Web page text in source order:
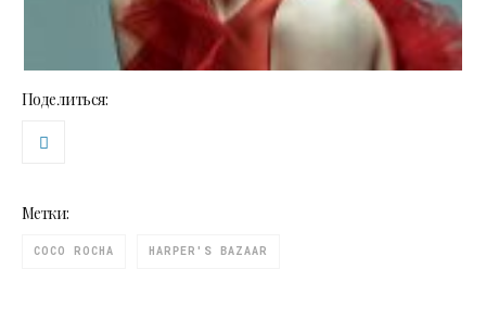
Поделиться:
Метки:
COCO ROCHA HARPER'S BAZAAR